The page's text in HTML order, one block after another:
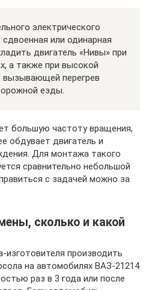
электрического
или одинарная
двигатель «Нивы» при
а также при высокой
вызывающей перегрев
езды.
большую частоту вращения,
обдувает двигатель и
Для монтажа такого
сравнительно небольшой
с задачей можно за
сколько и какой
производить
на автомобилях ВАЗ-21214
раз в 3 года или после